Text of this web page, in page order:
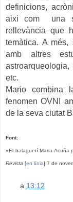
definicions,
aixi com una
rellevància que
temàtica. A més,
amb altres
etc.
Mario combina
fenomen OVNI
de la seva ciutat
Font:
«El balaguerí Maria Acuña
Revista [en línia].7 de
a 13:12